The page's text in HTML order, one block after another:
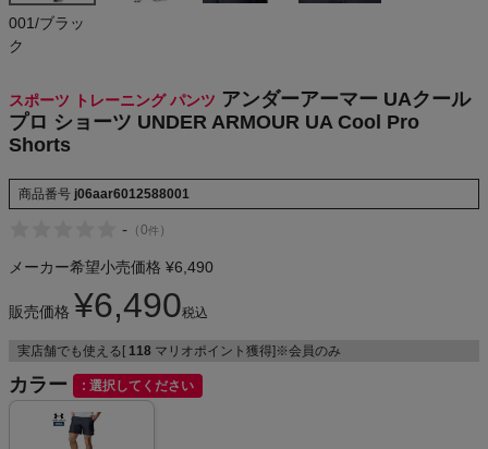
On
NIKE
CHUMS
もっと見る
メンズカジュアルウェア
001/ブラッ
ク
スポーツ トレーニング パンツ アンダーアーマー UAクール
プロ ショーツ UNDER ARMOUR UA Cool Pro
Shorts
商品番号 j06aar6012588001
- （0件 ）
メーカー希望小売価格 ¥6,490
販売価格 ¥6,490税込
実店舗でも使える[ 118 マリオポイント獲得]※会員のみ
カラー 選択してください